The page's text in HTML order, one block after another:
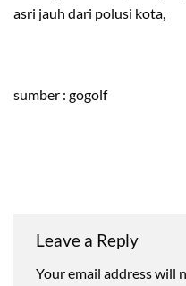
asri jauh dari polusi kota,
sumber : gogolf
Leave a Reply
Your email address will